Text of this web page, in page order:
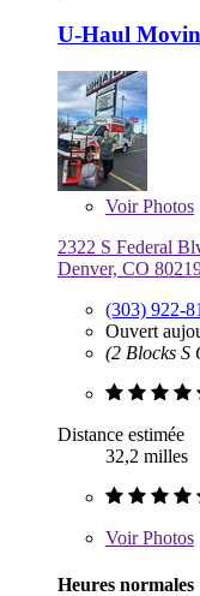
U-Haul
VoirPhotos
2322 S Federal
Denver, CO
(303) 922-
Ouvert
(2 Blocks S
Distance estimée
32,2 milles
VoirPhotos
Heures normales